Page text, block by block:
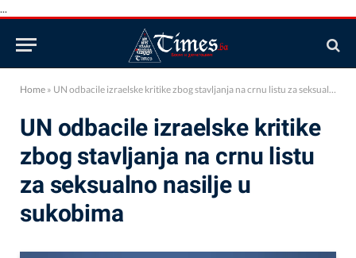
...
Home » UN odbacile izraelske kritike zbog stavljanja na crnu listu za seksualno nasilje u sukobima
UN odbacile izraelske kritike
zbog stavljanja na crnu listu
za seksualno nasilje u
sukobima